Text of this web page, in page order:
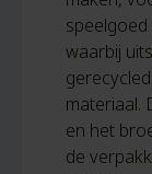
waarbij
materiaal.
en het
de